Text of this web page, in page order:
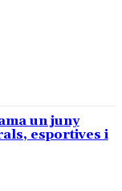
un juny
esportives i